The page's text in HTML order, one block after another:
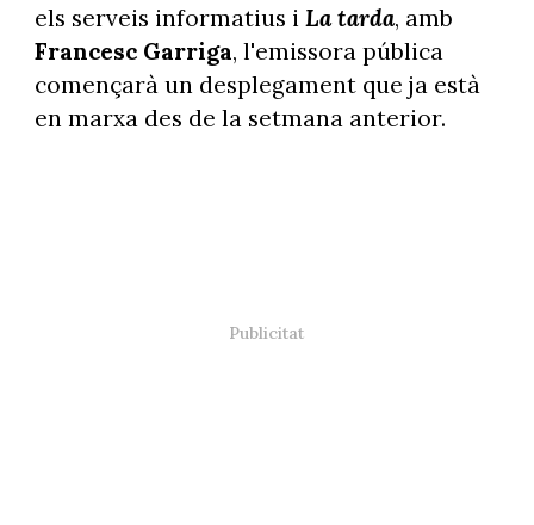
els serveis informatius i La tarda, amb
Francesc Garriga, l'emissora pública
començarà un desplegament que ja està
en marxa des de la setmana anterior.